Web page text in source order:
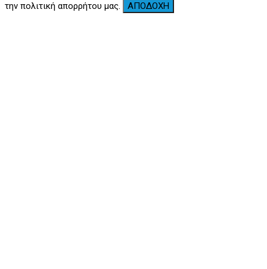
την πολιτική απορρήτου μας.
ΑΠΟΔΟΧΗ